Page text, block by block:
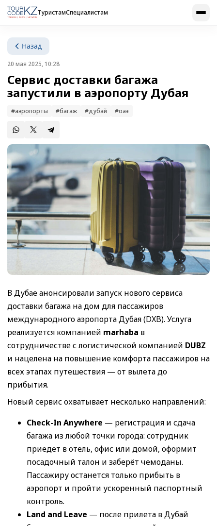
ТуристамСпециалистам
Назад
20 мая 2025, 10:28
Сервис доставки багажа
запустили в аэропорту Дубая
#аэропорты #багаж #дубай #оаэ
В Дубае анонсировали запуск нового сервиса
доставки багажа на дом для пассажиров
международного аэропорта Дубая (DXB). Услуга
реализуется компанией marhaba в
сотрудничестве с логистической компанией DUBZ
и нацелена на повышение комфорта пассажиров на
всех этапах путешествия — от вылета до
прибытия.
Новый сервис охватывает несколько направлений:
Check-In Anywhere — регистрация и сдача
багажа из любой точки города: сотрудник
приедет в отель, офис или домой, оформит
посадочный талон и заберёт чемоданы.
Пассажиру останется только прибыть в
аэропорт и пройти ускоренный паспортный
контроль.
Land and Leave — после прилета в Дубай